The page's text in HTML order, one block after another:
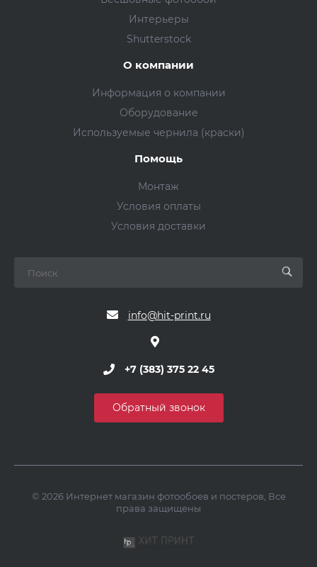
Интерьеры
Shutterstock
О компании
Информация о компании
Оборудование
Используемые чернила (краски)
Помощь
Монтаж
Условия оплаты
Условия доставки
info@hit-print.ru
+7 (383) 375 22 45
Обратный звонок
© 2026 Интернет магазин фотообоев и постеров, Все
права защищены